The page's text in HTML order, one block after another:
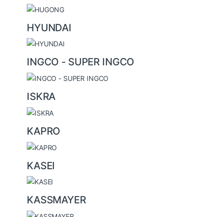
HYUNDAI
INGCO - SUPER INGCO
ISKRA
KAPRO
KASEI
KASSMAYER